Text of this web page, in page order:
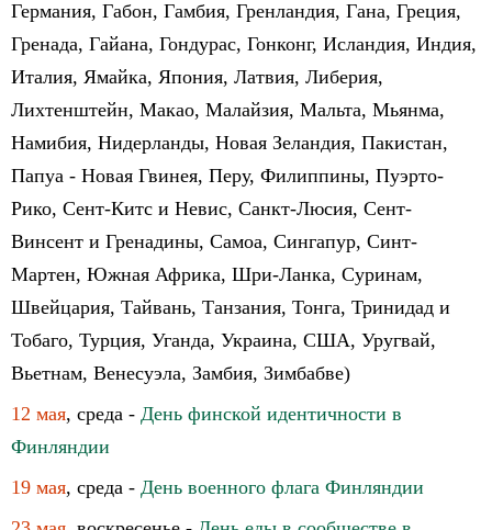
Германия, Габон, Гамбия, Гренландия, Гана, Греция,
Гренада, Гайана, Гондурас, Гонконг, Исландия, Индия,
Италия, Ямайка, Япония, Латвия, Либерия,
Лихтенштейн, Макао, Малайзия, Мальта, Мьянма,
Намибия, Нидерланды, Новая Зеландия, Пакистан,
Папуа - Новая Гвинея, Перу, Филиппины, Пуэрто-
Рико, Сент-Китс и Невис, Санкт-Люсия, Сент-
Винсент и Гренадины, Самоа, Сингапур, Синт-
Мартен, Южная Африка, Шри-Ланка, Суринам,
Швейцария, Тайвань, Танзания, Тонга, Тринидад и
Тобаго, Турция, Уганда, Украина, США, Уругвай,
Вьетнам, Венесуэла, Замбия, Зимбабве)
12 мая, среда - День финской идентичности в
Финляндии
19 мая, среда - День военного флага Финляндии